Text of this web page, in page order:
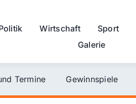
Wirtschaft Sport
Galerie
Termine Gewinnspiele